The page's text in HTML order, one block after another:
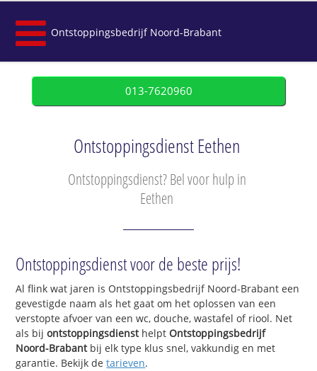
Ontstoppingsbedrijf Noord-Brabant
013-7620960
Ontstoppingsdienst Eethen
Ontstoppingsdienst? Bel voor hulp in
Eethen
Ontstoppingsdienst voor de beste prijs!
Al flink wat jaren is Ontstoppingsbedrijf Noord-Brabant een
gevestigde naam als het gaat om het oplossen van een
verstopte afvoer van een wc, douche, wastafel of riool. Net
als bijontstoppingsdiensthelptOntstoppingsbedrijf
Noord-Brabantbij elk type klus snel, vakkundig en met
garantie. Bekijk detarieven.